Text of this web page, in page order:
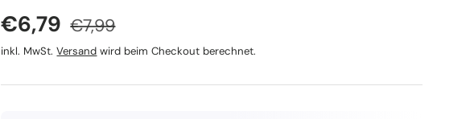
Verkaufspreis
€6,79 Normaler Preis
€7,99
inkl. MwSt.Versand wird beim Checkout berechnet.